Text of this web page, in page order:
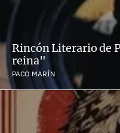
Rincón Literario de
reina"
PACO MARÍN